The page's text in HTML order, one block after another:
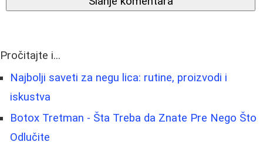
Pročitajte i...
Najbolji saveti za negu lica: rutine, proizvodi i
iskustva
Botox Tretman - Šta Treba da Znate Pre Nego Što
Odlučite